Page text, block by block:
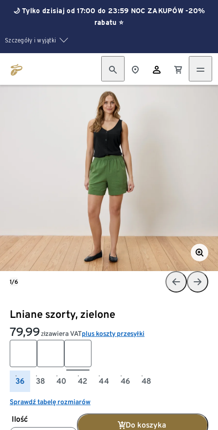
🌙 Tylko dzisiaj od 17:00 do 23:59 NOC ZAKUPÓW -20%
rabatu ⭐
Szczegóły i wyjątki
Lniane szorty, zielone
79,99 złzawiera VATplus koszty przesyłki
36 38 40 42 44 46 48
Sprawdź tabelę rozmiarów
Ilość
Do koszyka
1/6